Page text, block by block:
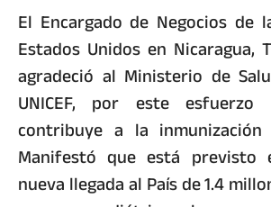
El Encargado de Negocios de
Estados Unidos en Nicaragua,
agradeció al Ministerio de
UNICEF, por este
contribuye a la inmunización
Manifestó que está previsto
nueva llegada al País de 1.4